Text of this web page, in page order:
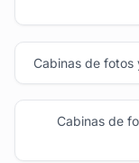
Cabinas de fotos
Cabinas de